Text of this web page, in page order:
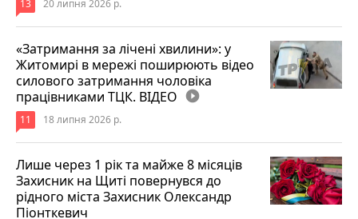
13 20 липня 2026 р.
«Затримання за лічені хвилини»: у
Житомирі в мережі поширюють відео
силового затримання чоловіка
працівниками ТЦК. ВІДЕО play_circle_filled
11 18 липня 2026 р.
Лише через 1 рік та майже 8 місяців
Захисник на Щиті повернувся до
рідного міста Захисник Олександр
Піонткевич